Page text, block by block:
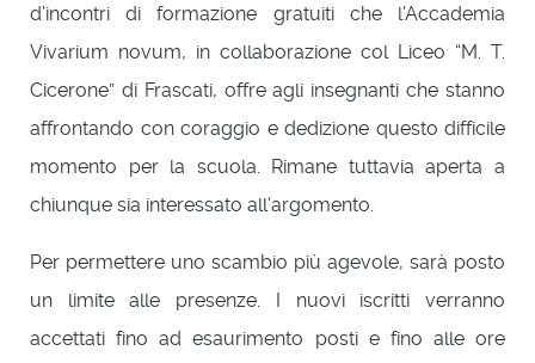
d’incontri di formazione gratuiti che l’Accademia
Vivarium novum, in collaborazione col Liceo “M. T.
Cicerone” di Frascati, offre agli insegnanti che stanno
affrontando con coraggio e dedizione questo difficile
momento per la scuola. Rimane tuttavia aperta a
chiunque sia interessato all'argomento.
Per permettere uno scambio più agevole, sarà posto
un limite alle presenze. I nuovi iscritti verranno
accettati fino ad esaurimento posti e fino alle ore